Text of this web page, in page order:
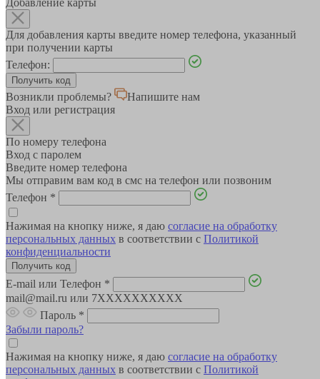
Добавление карты
Для добавления карты введите номер телефона, указанный
при получении карты
Телефон:
Возникли проблемы?
Напишите нам
Вход или регистрация
По номеру телефона
Вход с паролем
Введите номер телефона
Мы отправим вам код в смс на телефон или позвоним
Телефон *
Нажимая на кнопку ниже, я даю согласие на обработку
персональных данных в соответствии с Политикой
конфиденциальности
E-mail или Телефон *
mail@mail.ru или 7XXXXXXXXXX
Пароль *
Забыли пароль?
Нажимая на кнопку ниже, я даю согласие на обработку
персональных данных в соответствии с Политикой